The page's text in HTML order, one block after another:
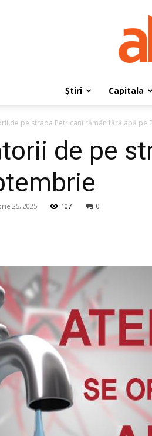
Știri Capitala
de pe strada Petricani rămân fără apă pe
de pe
25, 2025 107 0